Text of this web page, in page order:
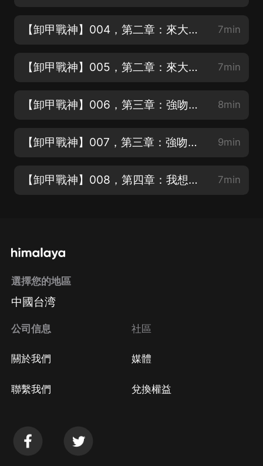
【卸甲戰神】004，第二章：來大姨媽的警花（上） 7min
【卸甲戰神】005，第二章：來大姨媽的警花（下） 7min
【卸甲戰神】006，第三章：強吻（上） 8min
【卸甲戰神】007，第三章：強吻（下） 9min
【卸甲戰神】008，第四章：我想當老大（上） 7min
選擇您的地區
中國台湾
公司信息
關於我們
聯繫我們
社區
媒體
兌換權益